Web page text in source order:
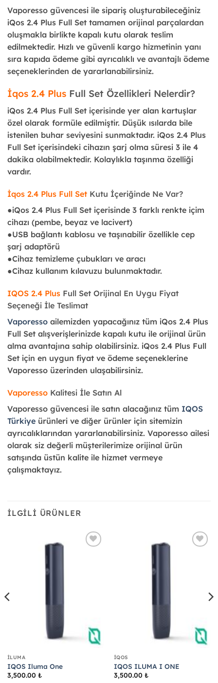
Vaporesso güvencesi ile sipariş oluşturabileceğiniz
iQos 2.4 Plus Full Set tamamen orijinal parçalardan
oluşmakla birlikte kapalı kutu olarak teslim
edilmektedir. Hızlı ve güvenli kargo hizmetinin yanı
sıra kapıda ödeme gibi ayrıcalıklı ve avantajlı ödeme
seçeneklerinden de yararlanabilirsiniz.
İqos 2.4 Plus Full Set Özellikleri Nelerdir?
iQos 2.4 Plus Full Set içerisinde yer alan kartuşlar
özel olarak formüle edilmiştir. Düşük ısılarda bile
istenilen buhar seviyesini sunmaktadır. iQos 2.4 Plus
Full Set içerisindeki cihazın şarj olma süresi 3 ile 4
dakika olabilmektedir. Kolaylıkla taşınma özelliği
vardır.
İqos 2.4 Plus Full Set Kutu İçeriğinde Ne Var?
●iQos 2.4 Plus Full Set içerisinde 3 farklı renkte içim
cihazı (pembe, beyaz ve lacivert)
●USB bağlantı kablosu ve taşınabilir özellikle cep
şarj adaptörü
●Cihaz temizleme çubukları ve aracı
●Cihaz kullanım kılavuzu bulunmaktadır.
IQOS 2.4 Plus Full Set Orijinal En Uygu Fiyat
Seçeneği İle Teslimat
Vaporesso ailemizden yapacağınız tüm iQos 2.4 Plus
Full Set alışverişlerinizde kapalı kutu ile orijinal ürün
alma avantajına sahip olabilirsiniz. iQos 2.4 Plus Full
Set için en uygun fiyat ve ödeme seçeneklerine
Vaporesso üzerinden ulaşabilirsiniz.
Vaporesso Kalitesi İle Satın Al
Vaporesso güvencesi ile satın alacağınız tüm IQOS
Türkiye ürünleri ve diğer ürünler için sitemizin
ayrıcalıklarından yararlanabilirsiniz. Vaporesso ailesi
olarak siz değerli müşterilerimize orijinal ürün
satışında üstün kalite ile hizmet vermeye
çalışmaktayız.
İLGILI ÜRÜNLER
İLUMA
IQOS Iluma One
3,500.00 ₺
İQOS
IQOS ILUMA I ONE
3,500.00 ₺